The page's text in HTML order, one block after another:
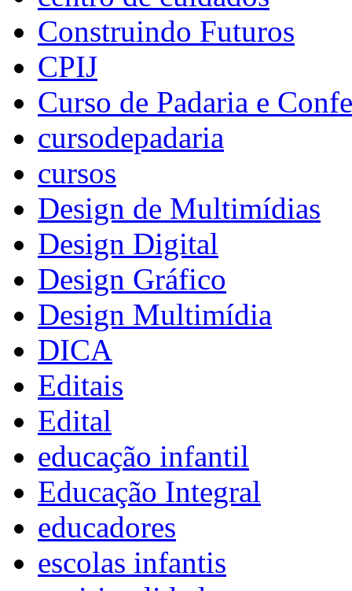
Construindo Futuros
CPIJ
Curso de Padaria e
cursodepadaria
cursos
Design de Multimídias
Design Digital
Design Gráfico
Design Multimídia
DICA
Editais
Edital
educação infantil
Educação Integral
educadores
escolas infantis